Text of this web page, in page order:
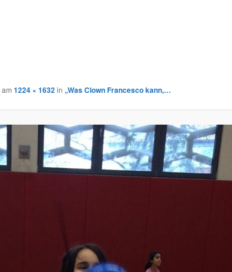
am 1224 × 1632in „Was Clown Francesco kann,…